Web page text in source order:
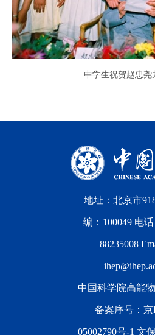
中学生祝贺赵忠尧
地址：北京市
编：100049 电
88235008
中国科学院高能
备案序号： 京
05002790号-1 文